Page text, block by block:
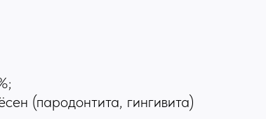
(пародонтита, гингивита)